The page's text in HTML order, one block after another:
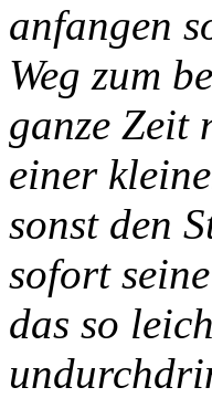
anfangen
Weg zum
ganze Zeit
einer
sonst den
sofort
das so